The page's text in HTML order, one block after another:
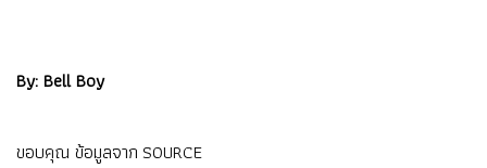
By: Bell Boy
ขอบคุณ ข้อมูลจากSOURCE